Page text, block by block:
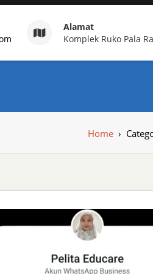
Alamat
Komplek Ruko Pala
Home ›